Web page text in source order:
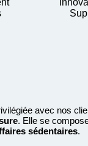
avec nos
. Elle se
sédentaires.